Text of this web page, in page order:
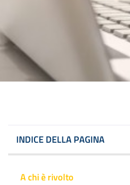
INDICE DELLA PAGINA
A chi è rivolto